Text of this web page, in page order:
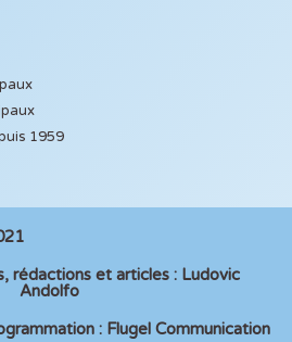
1959
rédactions et articles : Ludovic
Andolfo
: Flugel Communication